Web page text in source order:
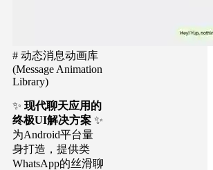
# 动态消息动画库
(Message Animation
Library)
✨ 现代聊天应用的
终极UI解决方案 ✨
为Android平台量
身打造，提供类
WhatsApp的丝滑聊